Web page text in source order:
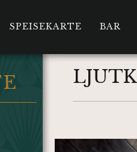
SPEISEKARTE BAR